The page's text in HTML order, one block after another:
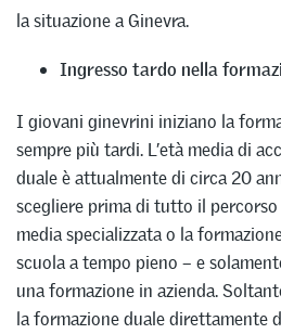
la situazione a Ginevra.
Ingresso tardo nella
I giovani ginevrini iniziano la
sempre più tardi. L’età media di
duale è attualmente di circa 20
scegliere prima di tutto il
media specializzata o la
scuola a tempo pieno – e
una formazione in azienda.
la formazione duale direttamente